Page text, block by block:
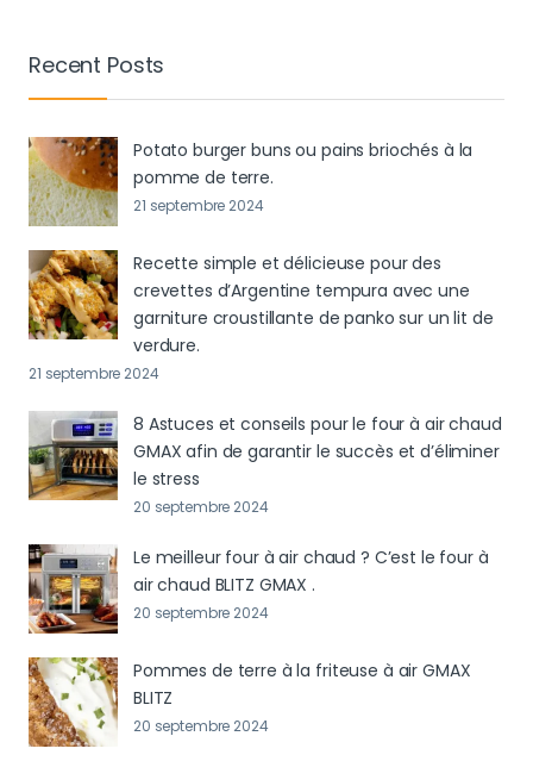
Recent Posts
Potato burger buns ou pains briochés à la
pomme de terre.
21 septembre 2024
Recette simple et délicieuse pour des
crevettes d’Argentine tempura avec une
garniture croustillante de panko sur un lit de
verdure.
21 septembre 2024
8 Astuces et conseils pour le four à air chaud
GMAX afin de garantir le succès et d’éliminer
le stress
20 septembre 2024
Le meilleur four à air chaud ? C’est le four à
air chaud BLITZ GMAX .
20 septembre 2024
Pommes de terre à la friteuse à air GMAX
BLITZ
20 septembre 2024